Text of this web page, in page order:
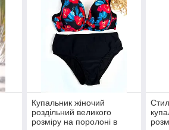
Купальник жіночий
роздільний великого
розміру на поролоні в